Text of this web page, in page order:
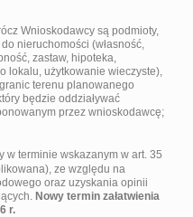
Wnioskodawcy są podmioty,
do nieruchomości (własność,
zastaw, hipoteka,
lokalu, użytkowanie wieczyste),
terenu planowanego
będzie oddziaływać
przez wnioskodawcę;
w terminie wskazanym w art. 35
, ze względu na
oraz uzyskania opinii
Nowy termin załatwienia
r.